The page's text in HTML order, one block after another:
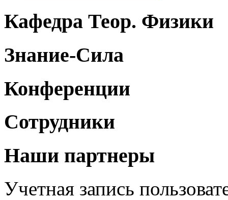
Кафедра Теор. Физики
Знание-Сила
Конференции
Сотрудники
Наши партнеры
Учетная запись